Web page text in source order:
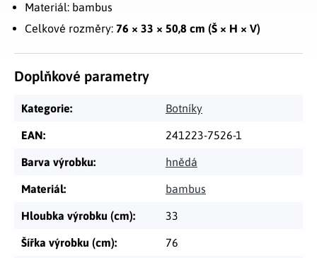
Materiál: bambus
Celkové rozměry: 76 × 33 × 50,8 cm (Š × H × V)
Doplňkové parametry
Kategorie: Botníky
EAN: 241223-7526-1
Barva výrobku: hnědá
Materiál: bambus
Hloubka výrobku (cm): 33
Šířka výrobku (cm): 76